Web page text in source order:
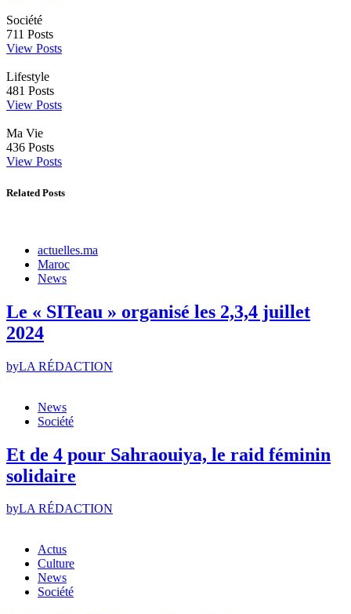
Société
711 Posts
View Posts
Lifestyle
481 Posts
View Posts
Ma Vie
436 Posts
View Posts
Related Posts
actuelles.ma
Maroc
News
Le « SITeau » organisé les 2,3,4 juillet
2024
byLA RÉDACTION
News
Société
Et de 4 pour Sahraouiya, le raid féminin
solidaire
byLA RÉDACTION
Actus
Culture
News
Société